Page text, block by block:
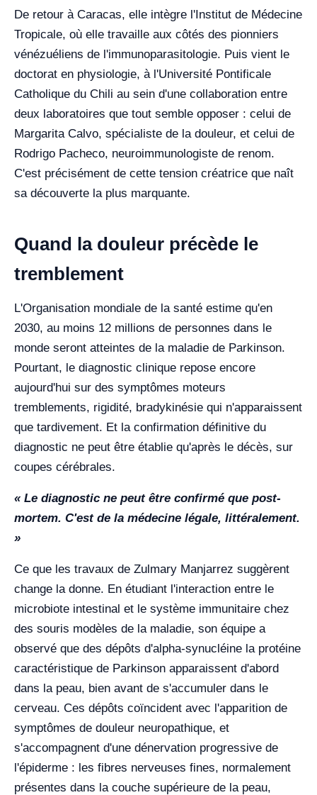
De retour à Caracas, elle intègre l'Institut de Médecine
Tropicale, où elle travaille aux côtés des pionniers
vénézuéliens de l'immunoparasitologie. Puis vient le
doctorat en physiologie, à l'Université Pontificale
Catholique du Chili au sein d'une collaboration entre
deux laboratoires que tout semble opposer : celui de
Margarita Calvo, spécialiste de la douleur, et celui de
Rodrigo Pacheco, neuroimmunologiste de renom.
C'est précisément de cette tension créatrice que naît
sa découverte la plus marquante.
Quand la douleur précède le
tremblement
L'Organisation mondiale de la santé estime qu'en
2030, au moins 12 millions de personnes dans le
monde seront atteintes de la maladie de Parkinson.
Pourtant, le diagnostic clinique repose encore
aujourd'hui sur des symptômes moteurs
tremblements, rigidité, bradykinésie qui n'apparaissent
que tardivement. Et la confirmation définitive du
diagnostic ne peut être établie qu'après le décès, sur
coupes cérébrales.
« Le diagnostic ne peut être confirmé que post-
mortem. C'est de la médecine légale, littéralement.
»
Ce que les travaux de Zulmary Manjarrez suggèrent
change la donne. En étudiant l'interaction entre le
microbiote intestinal et le système immunitaire chez
des souris modèles de la maladie, son équipe a
observé que des dépôts d'alpha-synucléine la protéine
caractéristique de Parkinson apparaissent d'abord
dans la peau, bien avant de s'accumuler dans le
cerveau. Ces dépôts coïncident avec l'apparition de
symptômes de douleur neuropathique, et
s'accompagnent d'une dénervation progressive de
l'épiderme : les fibres nerveuses fines, normalement
présentes dans la couche supérieure de la peau,